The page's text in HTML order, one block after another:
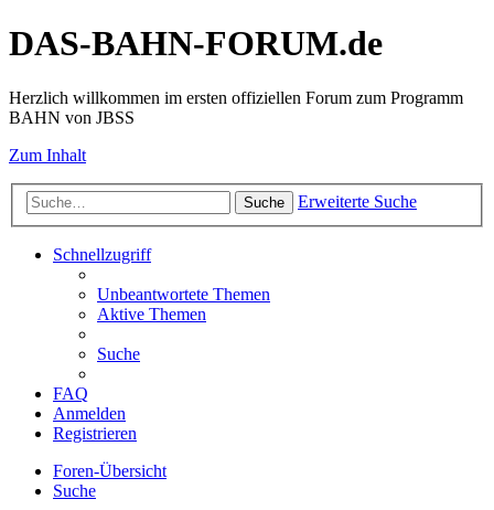
DAS-BAHN-FORUM.de
Herzlich willkommen im ersten offiziellen Forum zum Programm
BAHN von JBSS
Zum Inhalt
Suche Erweiterte Suche
Schnellzugriff
Unbeantwortete Themen
Aktive Themen
Suche
FAQ
Anmelden
Registrieren
Foren-Übersicht
Suche